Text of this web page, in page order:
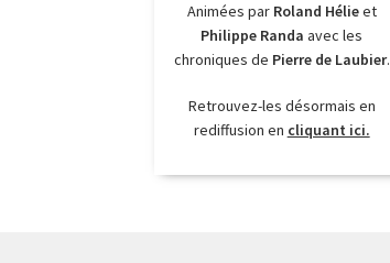
Animées par Roland Hélieet
Philippe Randa avec les
chroniques de Pierre de Laubier.
Retrouvez-les désormais en
rediffusion en cliquant ici.